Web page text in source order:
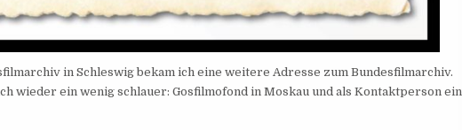
in Schleswig bekam ich eine weitere Adresse zum Bundesfilmarchiv.
wieder ein wenig schlauer: Gosfilmofond in Moskau und als Kontaktperson ein